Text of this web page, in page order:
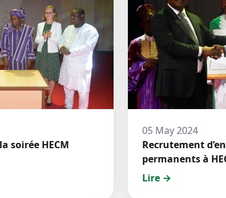
soirée HECM
05 May 2024
Recrutement
permanents à HECM : deux
jeunes docteurs
Lire →